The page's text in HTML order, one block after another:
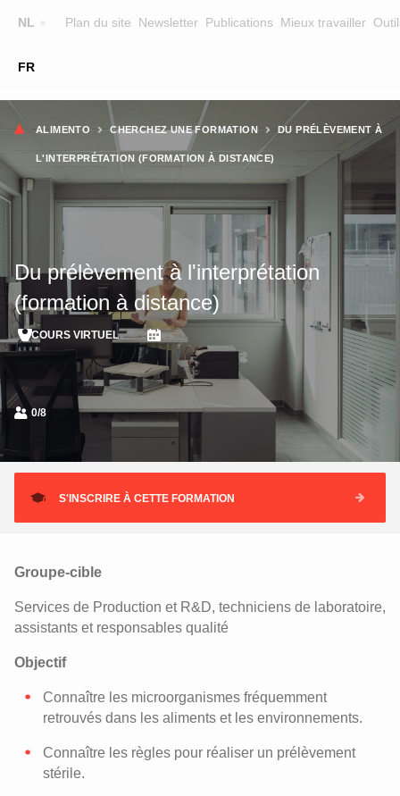
NL
FR
Plan du site Newsletter Publications Mieux travailler
Main
navigation
SUR ALIMENTO
CONTACT
CHERCHER UNE FORMATION
Fil
d'Ariane
ALIMENTO CHERCHEZ UNE FORMATION DU PRÉLÈVEMENT À
L'INTERPRÉTATION (FORMATION À DISTANCE)
Du prélèvement à l'interprétation
(formation à distance)
COURS VIRTUEL
0/8
S'INSCRIRE À CETTE FORMATION
Groupe-cible
Services de Production et R&D, techniciens de laboratoire,
assistants et responsables qualité
Objectif
Connaître les microorganismes fréquemment
retrouvés dans les aliments et les environnements.
Connaître les règles pour réaliser un prélèvement
stérile.